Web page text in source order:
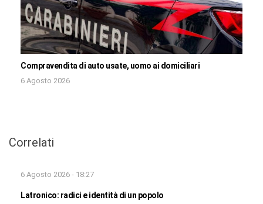
Compravendita di auto usate, uomo ai domiciliari
6 Agosto 2026
Correlati
6 Agosto 2026 - 18:27
Latronico: radici e identità di un popolo